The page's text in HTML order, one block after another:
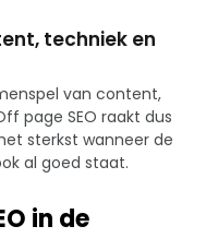
techniek en
van content,
page SEO raakt dus
sterkst wanneer de
al goed staat.
in de